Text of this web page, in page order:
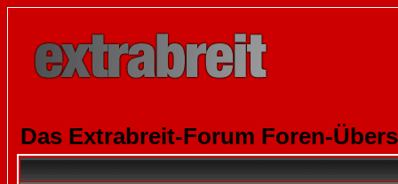
Das Extrabreit-Forum Foren-